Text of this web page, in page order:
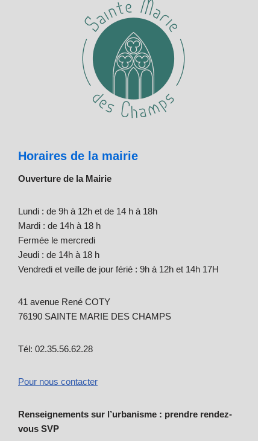
Horaires de la mairie
Ouverture de la Mairie
Lundi : de 9h à 12h et de 14 h à 18h
Mardi : de 14h à 18 h
Fermée le mercredi
Jeudi : de 14h à 18 h
Vendredi et veille de jour férié : 9h à 12h et 14h 17H
41 avenue René COTY
76190 SAINTE MARIE DES CHAMPS
Tél: 02.35.56.62.28
Pour nous contacter
Renseignements sur l’urbanisme : prendre rendez-
vous SVP